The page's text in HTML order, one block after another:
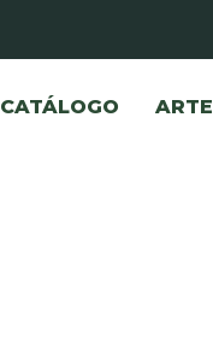
CATÁLOGO